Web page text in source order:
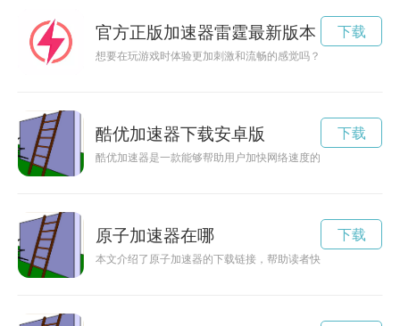
官方正版加速器雷霆最新版本
想要在玩游戏时体验更加刺激和流畅的感觉吗？那就赶紧下载
下载
酷优加速器下载安卓版
酷优加速器是一款能够帮助用户加快网络速度的工具，通过优
下载
原子加速器在哪
本文介绍了原子加速器的下载链接，帮助读者快速获取到该软件
下载